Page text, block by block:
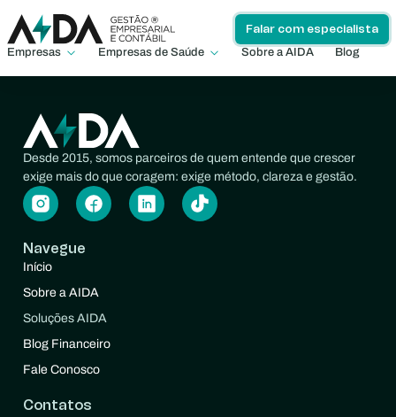
Empresas Empresas de Saúde Sobre a AIDA Blog
Falar com especialista
Desde 2015, somos parceiros de quem entende que crescer
exige mais do que coragem: exige método, clareza e gestão.
Navegue
Início
Sobre a AIDA
Soluções AIDA
Blog Financeiro
Fale Conosco
Contatos